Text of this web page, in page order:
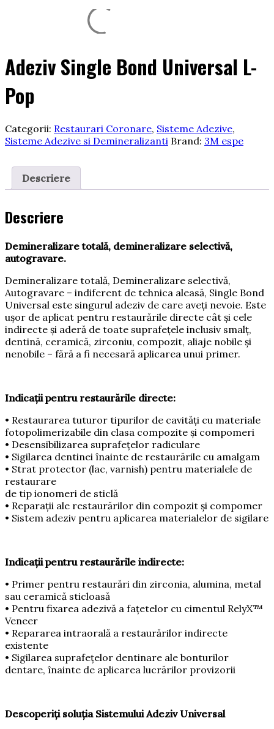
Adeziv Single Bond Universal L-
Pop
Categorii: Restaurari Coronare, Sisteme Adezive,
Sisteme Adezive si Demineralizanti Brand: 3M espe
Descriere
Descriere
Demineralizare totală, demineralizare selectivă,
autogravare.
Demineralizare totală, Demineralizare selectivă,
Autogravare – indiferent de tehnica aleasă, Single Bond
Universal este singurul adeziv de care aveţi nevoie. Este
uşor de aplicat pentru restaurările directe cât şi cele
indirecte şi aderă de toate suprafeţele inclusiv smalţ,
dentină, ceramică, zirconiu, compozit, aliaje nobile şi
nenobile – fără a fi necesară aplicarea unui primer.
Indicaţii pentru restaurările directe:
• Restaurarea tuturor tipurilor de cavităţi cu materiale
fotopolimerizabile din clasa compozite şi compomeri
• Desensibilizarea suprafeţelor radiculare
• Sigilarea dentinei înainte de restaurările cu amalgam
• Strat protector (lac, varnish) pentru materialele de
restaurare
de tip ionomeri de sticlă
• Reparaţii ale restaurărilor din compozit şi compomer
• Sistem adeziv pentru aplicarea materialelor de sigilare
Indicaţii pentru restaurările indirecte:
• Primer pentru restaurări din zirconia, alumina, metal
sau ceramică sticloasă
• Pentru fixarea adezivă a faţetelor cu cimentul RelyX™
Veneer
• Repararea intraorală a restaurărilor indirecte
existente
• Sigilarea suprafeţelor dentinare ale bonturilor
dentare, înainte de aplicarea lucrărilor provizorii
Descoperiţi soluţia Sistemului Adeziv Universal